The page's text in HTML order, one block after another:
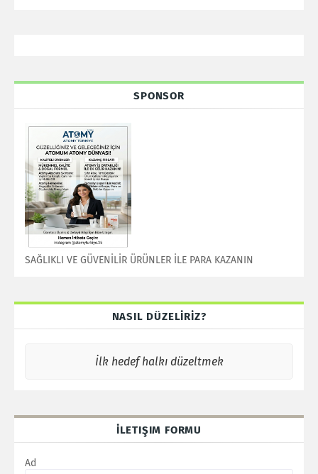
SPONSOR
SAĞLIKLI VE GÜVENİLİR ÜRÜNLER İLE PARA KAZANIN
NASIL DÜZELİRİZ?
İlk hedef halkı düzeltmek
İLETIŞIM FORMU
Ad